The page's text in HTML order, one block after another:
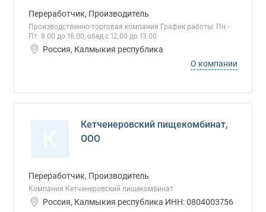
Переработчик, Производитель
Производственно-торговая компания График работы: Пн.-
Пт. 8.00 до 16.00, обед с 12.00 до 13.00
Россия, Калмыкия республика
О компании
Кетченеровский пищекомбинат,
ООО
Переработчик, Производитель
Компания Кетченеровский пищекомбинат
Россия, Калмыкия республика ИНН: 0804003756